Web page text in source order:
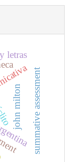
john milton summative assessment
letras